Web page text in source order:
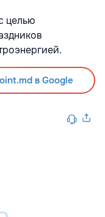
целью
в Google